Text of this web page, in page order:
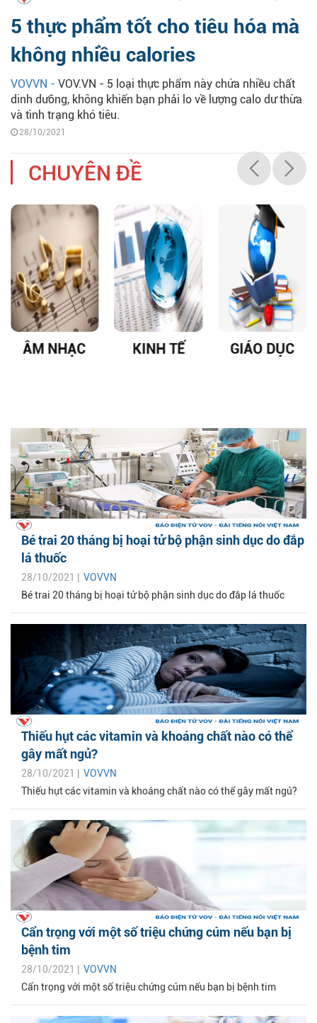
5 thực phẩm tốt cho tiêu hóa mà
không nhiều calories
VOVVN - VOV.VN - 5 loại thực phẩm này chứa nhiều chất
dinh dưỡng, không khiến bạn phải lo về lượng calo dư thừa
và tình trạng khó tiêu.
28/10/2021
CHUYÊN ĐỀ
ÂM NHẠC KINH TẾ GIÁO DỤC
Bé trai 20 tháng bị hoại tử bộ phận sinh dục do đắp
lá thuốc
28/10/2021 | VOVVN
Bé trai 20 tháng bị hoại tử bộ phận sinh dục do đắp lá thuốc
Thiếu hụt các vitamin và khoáng chất nào có thể
gây mất ngủ?
28/10/2021 | VOVVN
Thiếu hụt các vitamin và khoáng chất nào có thể gây mất ngủ?
Cẩn trọng với một số triệu chứng cúm nếu bạn bị
bệnh tim
28/10/2021 | VOVVN
Cẩn trọng với một số triệu chứng cúm nếu bạn bị bệnh tim